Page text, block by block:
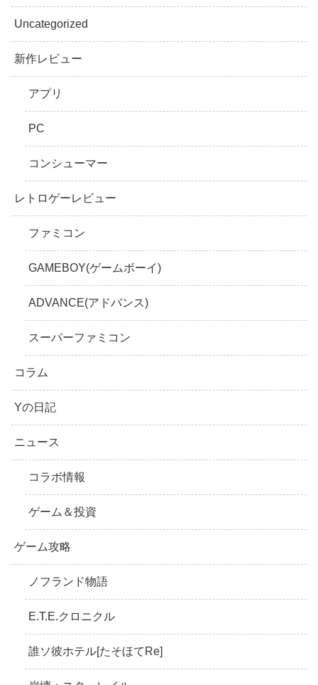
Uncategorized
新作レビュー
アプリ
PC
コンシューマー
レトロゲーレビュー
ファミコン
GAMEBOY(ゲームボーイ)
ADVANCE(アドバンス)
スーパーファミコン
コラム
Yの日記
ニュース
コラボ情報
ゲーム＆投資
ゲーム攻略
ノフランド物語
E.T.E.クロニクル
誰ソ彼ホテル[たそほてRe]